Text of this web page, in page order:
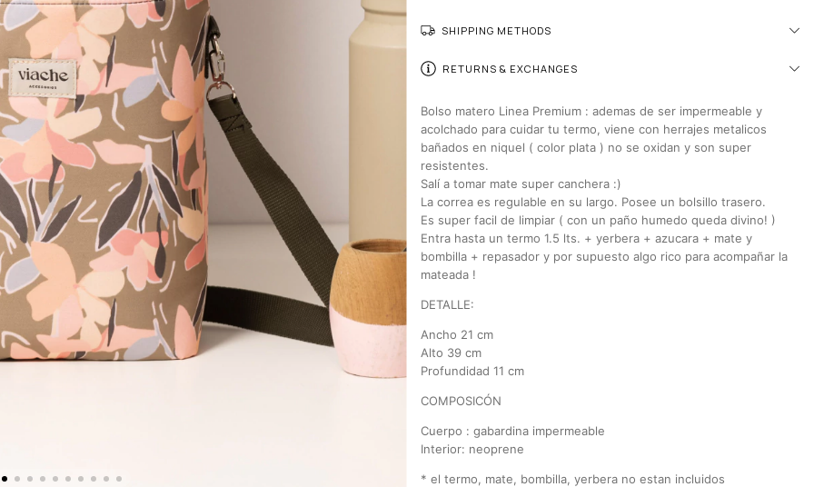
SHIPPING METHODS
RETURNS & EXCHANGES
Bolso matero Linea Premium : ademas de ser impermeable y
acolchado para cuidar tu termo, viene con herrajes metalicos
bañados en niquel ( color plata ) no se oxidan y son super
resistentes.
Salí a tomar mate super canchera :)
La correa es regulable en su largo. Posee un bolsillo trasero.
Es super facil de limpiar ( con un paño humedo queda divino! )
Entra hasta un termo 1.5 lts. + yerbera + azucara + mate y
bombilla + repasador y por supuesto algo rico para acompañar la
mateada !
DETALLE:
Ancho 21 cm
Alto 39 cm
Profundidad 11 cm
COMPOSICÓN
Cuerpo : gabardina impermeable
Interior: neoprene
* el termo, mate, bombilla, yerbera no estan incluidos